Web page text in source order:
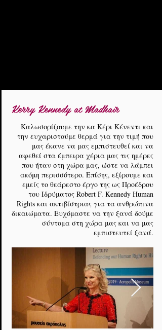
Kerry Kennedy at Madhair
Καλωσορίζουμε την κα Κέρι Κένεντι και
την ευχαριστούμε θερμά για την τιμή που
μας έκανε να μας εμπιστευθεί και να
αφεθεί στα έμπειρα χέρια μας τις ημέρες
που ήταν στη χώρα μας, ώστε να λάμπει
ακόμη περισσότερο. Επίσης, εξίρουμε και
εμείς το θεάρεστο έργο της ως Προέδρου
του Ιδρύματος Robert F. Kennedy Human
Rights και ακτιβίστριας για τα ανθρώπινα
δικαιώματα. Ευχόμαστε να την ξανά δούμε
σύντομα στη χώρα μας και να μας
εμπιστευτεί ξανά.